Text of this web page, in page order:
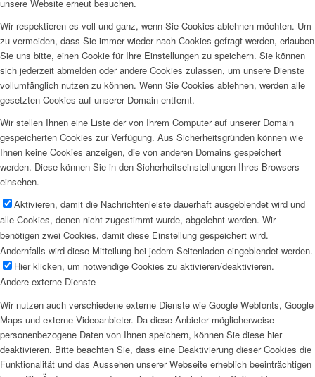
unsere Website erneut besuchen.
Wir respektieren es voll und ganz, wenn Sie Cookies ablehnen möchten. Um
zu vermeiden, dass Sie immer wieder nach Cookies gefragt werden, erlauben
Sie uns bitte, einen Cookie für Ihre Einstellungen zu speichern. Sie können
sich jederzeit abmelden oder andere Cookies zulassen, um unsere Dienste
vollumfänglich nutzen zu können. Wenn Sie Cookies ablehnen, werden alle
gesetzten Cookies auf unserer Domain entfernt.
Wir stellen Ihnen eine Liste der von Ihrem Computer auf unserer Domain
gespeicherten Cookies zur Verfügung. Aus Sicherheitsgründen können wie
Ihnen keine Cookies anzeigen, die von anderen Domains gespeichert
werden. Diese können Sie in den Sicherheitseinstellungen Ihres Browsers
einsehen.
Aktivieren, damit die Nachrichtenleiste dauerhaft ausgeblendet wird und
alle Cookies, denen nicht zugestimmt wurde, abgelehnt werden. Wir
benötigen zwei Cookies, damit diese Einstellung gespeichert wird.
Andernfalls wird diese Mitteilung bei jedem Seitenladen eingeblendet werden.
Hier klicken, um notwendige Cookies zu aktivieren/deaktivieren.
Andere externe Dienste
Wir nutzen auch verschiedene externe Dienste wie Google Webfonts, Google
Maps und externe Videoanbieter. Da diese Anbieter möglicherweise
personenbezogene Daten von Ihnen speichern, können Sie diese hier
deaktivieren. Bitte beachten Sie, dass eine Deaktivierung dieser Cookies die
Funktionalität und das Aussehen unserer Webseite erheblich beeinträchtigen